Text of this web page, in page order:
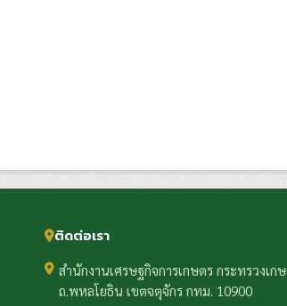
ติดต่อเรา
สำนักงานเศรษฐกิจการเกษตร กระทรวงเ
ถ.พหลโยธิน เขตจตุจักร กทม. 10900